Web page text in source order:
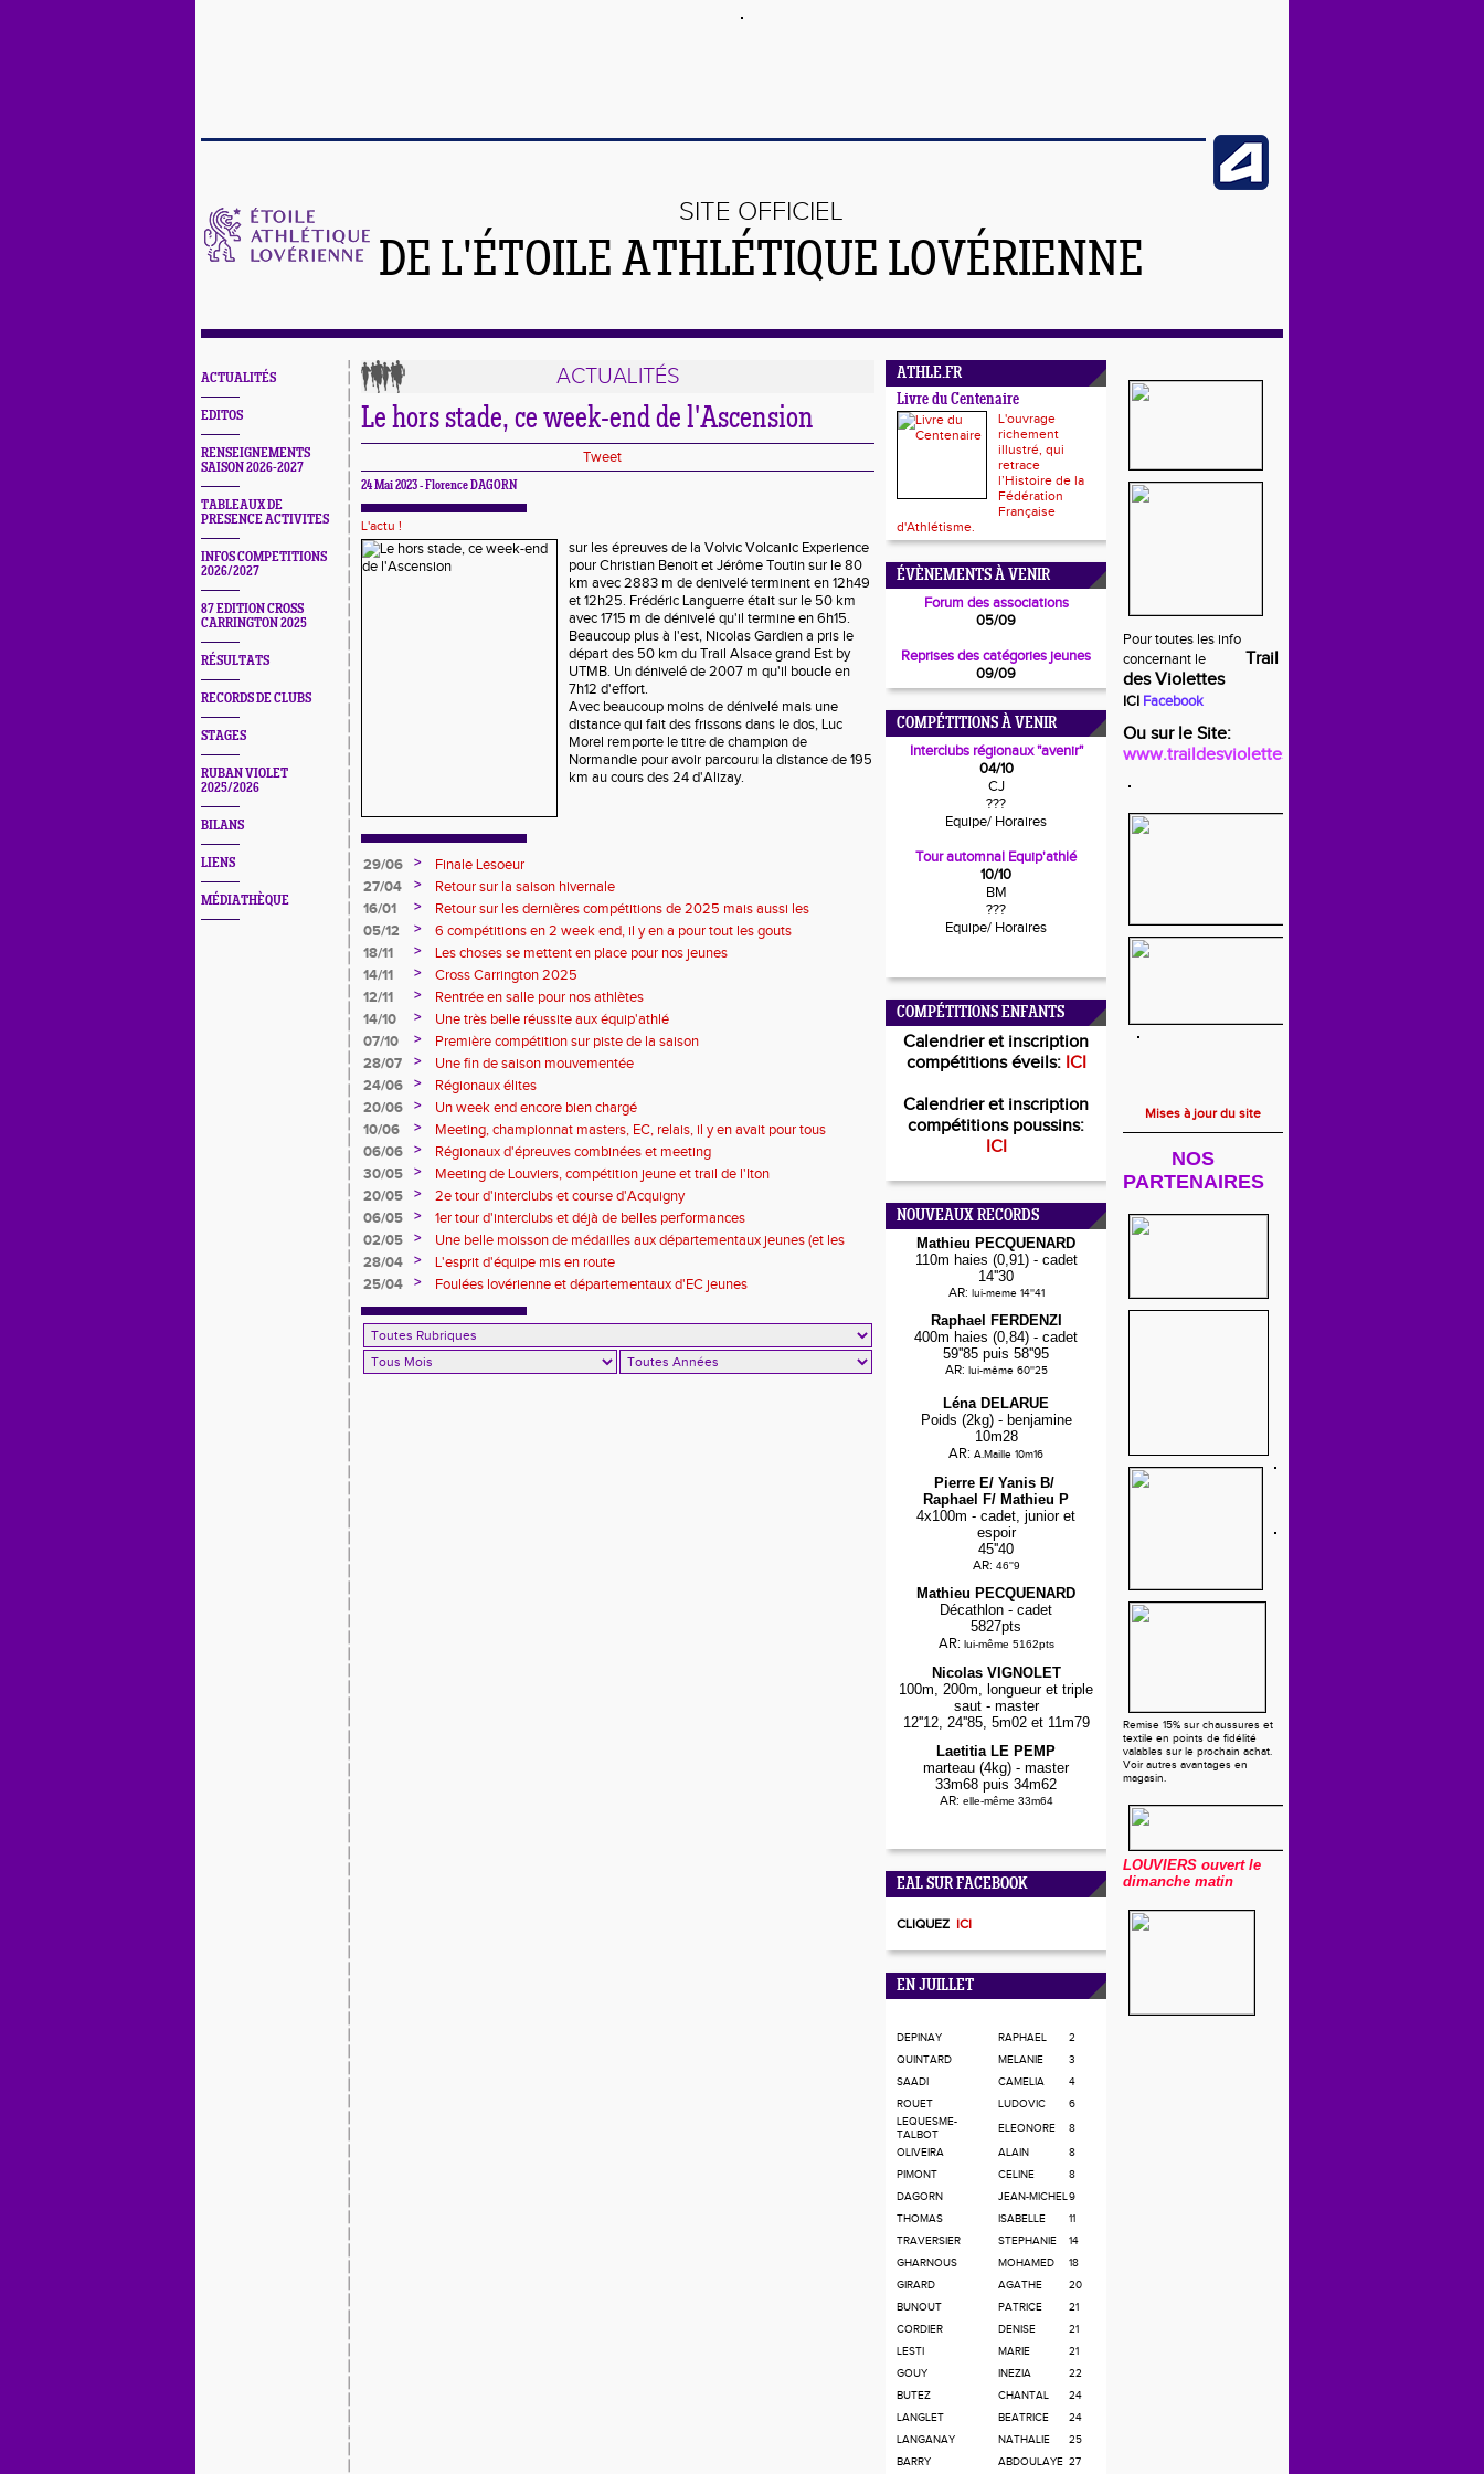
SITE OFFICIEL
DE L'ÉTOILE ATHLÉTIQUE LOVÉRIENNE
ACTUALITÉS
EDITOS
RENSEIGNEMENTS
SAISON 2026-2027
TABLEAUX DE
PRESENCE ACTIVITES
INFOS COMPETITIONS
2026/2027
87 EDITION CROSS
CARRINGTON 2025
RÉSULTATS
RECORDS DE CLUBS
STAGES
RUBAN VIOLET
2025/2026
BILANS
LIENS
MÉDIATHÈQUE
ACTUALITÉS
Le hors stade, ce week-end de l'Ascension
Tweet
24 Mai 2023 - Florence DAGORN
L'actu !
sur les épreuves de la Volvic Volcanic Experience
pour Christian Benoit et Jérôme Toutin sur le 80
km avec 2883 m de denivelé terminent en 12h49
et 12h25. Frédéric Languerre était sur le 50 km
avec 1715 m de dénivelé qu'il termine en 6h15.
Beaucoup plus à l'est, Nicolas Gardien a pris le
départ des 50 km du Trail Alsace grand Est by
UTMB. Un dénivelé de 2007 m qu'il boucle en
7h12 d'effort.
Avec beaucoup moins de dénivelé mais une
distance qui fait des frissons dans le dos, Luc
Morel remporte le titre de champion de
Normandie pour avoir parcouru la distance de 195
km au cours des 24 d'Alizay.
29/06 >
Finale Lesoeur
27/04
>
Retour sur la saison hivernale
16/01
>
Retour sur les dernières compétitions de 2025 mais aussi les
premières de 2026
05/12 >
6 compétitions en 2 week end, il y en a pour tout les gouts
18/11
>
Les choses se mettent en place pour nos jeunes
14/11
>
Cross Carrington 2025
12/11
>
Rentrée en salle pour nos athlètes
14/10
>
Une très belle réussite aux équip'athlé
07/10
>
Première compétition sur piste de la saison
28/07
>
Une fin de saison mouvementée
24/06
>
Régionaux élites
20/06
>
Un week end encore bien chargé
10/06
>
Meeting, championnat masters, EC, relais, il y en avait pour tous
06/06
>
Régionaux d'épreuves combinées et meeting
30/05
>
Meeting de Louviers, compétition jeune et trail de l'Iton
20/05
>
2e tour d'interclubs et course d'Acquigny
06/05
>
1er tour d'interclubs et déjà de belles performances
02/05
>
Une belle moisson de médailles aux départementaux jeunes (et les
foulées pintervillaises)
28/04 >
L'esprit d'équipe mis en route
25/04
> Foulées lovérienne et départementaux d'EC jeunes
ATHLE.FR
Livre du Centenaire
L'ouvrage
richement
illustré, qui
retrace
l’Histoire de la
Fédération
Française
d'Athlétisme.
ÉVÈNEMENTS À VENIR
Forum des associations
05/09
Reprises des catégories jeunes
09/09
COMPÉTITIONS À VENIR
Interclubs régionaux "avenir"
04/10
CJ
???
Equipe/ Horaires
Tour automnal Equip'athlé
10/10
BM
???
Equipe/ Horaires
COMPÉTITIONS ENFANTS
Calendrier et inscription
compétitions éveils: ICI
Calendrier et inscription
compétitions poussins:
ICI
NOUVEAUX RECORDS
Mathieu PECQUENARD
110m haies (0,91) - cadet
14''30
AR: lui-meme 14''41
Raphael FERDENZI
400m haies (0,84) - cadet
59''85 puis 58''95
AR: lui-même 60''25
Léna DELARUE
Poids (2kg) - benjamine
10m28
AR: A.Maille 10m16
Pierre E/ Yanis B/
Raphael F/ Mathieu P
4x100m - cadet, junior et
espoir
45''40
AR: 46''9
Mathieu PECQUENARD
Décathlon - cadet
5827pts
AR: lui-même 5162pts
Nicolas VIGNOLET
100m, 200m, longueur et triple
saut - master
12''12, 24''85, 5m02 et 11m79
Laetitia LE PEMP
marteau (4kg) - master
33m68 puis 34m62
AR: elle-même 33m64
EAL SUR FACEBOOK
CLIQUEZ ICI
EN JUILLET
DEPINAY RAPHAEL
2
QUINTARD
MELANIE
3
SAADI
CAMELIA
4
ROUET
LUDOVIC
6
LEQUESME-
TALBOT
ELEONORE
8
OLIVEIRA
ALAIN
8
PIMONT
CELINE
8
DAGORN
JEAN-MICHEL9
THOMAS
ISABELLE
11
TRAVERSIER
STEPHANIE
14
GHARNOUS
MOHAMED
18
GIRARD
AGATHE
20
BUNOUT
PATRICE
21
CORDIER
DENISE
21
LESTI
MARIE
21
GOUY
INEZIA
22
BUTEZ
CHANTAL
24
LANGLET
BEATRICE
24
LANGANAY
NATHALIE
25
BARRY
ABDOULAYE 27
Pour toutes les info
concernant le Trail
des Violettes
ICI Facebook
Ou sur le Site:
www.traildesviolettes.fr
Mises à jour du site
NOS
PARTENAIRES
Remise 15% sur chaussures et
textile en points de fidélité
valables sur le prochain achat.
Voir autres avantages en
magasin.
LOUVIERS ouvert le
dimanche matin